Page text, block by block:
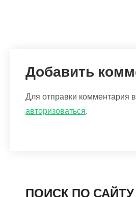
Добавить
Для отправки комментария
авторизоваться.
ПОИСК ПО САЙТУ